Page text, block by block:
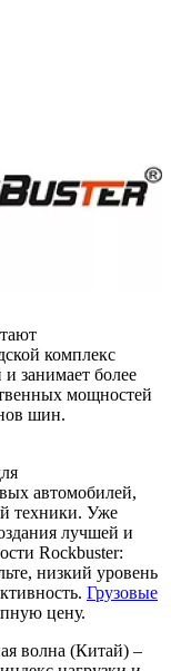
комплекс
занимает более
мощностей
шин.
автомобилей,
техники. Уже
лучшей и
Rockbuster:
низкий уровень
Грузовые
цену.
волна (Китай) –